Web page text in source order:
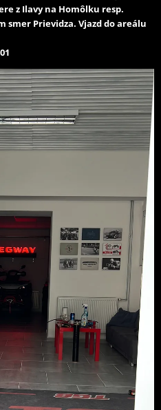
z Ilavy na Homôlku resp.
smer Prievidza. Vjazd do areálu